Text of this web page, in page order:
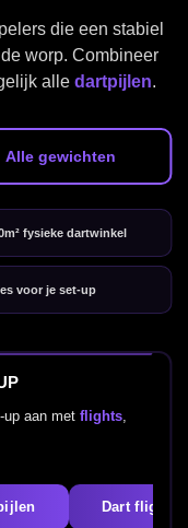
die een stabiel
worp. Combineer
alle dartpijlen.
Alle gewichten
fysieke dartwinkel
voor je set-up
up aan metflights,
Dart flights